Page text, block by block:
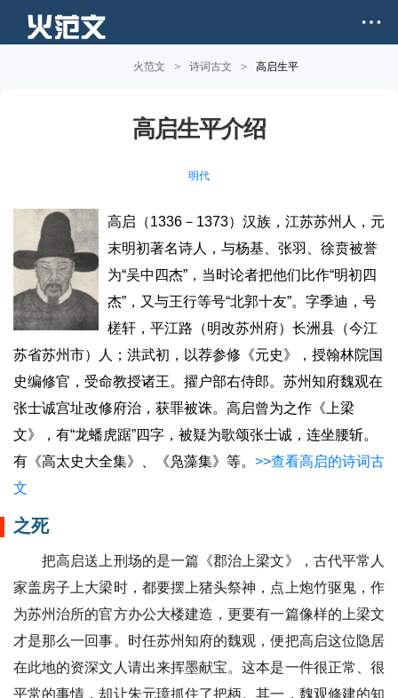
火范文 > 诗词古文 > 高启生平
高启生平介绍
明代
高启（1336－1373）汉族，江苏苏州人，元
末明初著名诗人，与杨基、张羽、徐贲被誉
为“吴中四杰”，当时论者把他们比作“明初四
杰”，又与王行等号“北郭十友”。字季迪，号
槎轩，平江路（明改苏州府）长洲县（今江
苏省苏州市）人；洪武初，以荐参修《元史》，授翰林院国
史编修官，受命教授诸王。擢户部右侍郎。苏州知府魏观在
张士诚宫址改修府治，获罪被诛。高启曾为之作《上梁
文》，有“龙蟠虎踞”四字，被疑为歌颂张士诚，连坐腰斩。
有《高太史大全集》、《凫藻集》等。 >>查看高启的诗词古
文
之死
把高启送上刑场的是一篇《郡治上梁文》，古代平常人
家盖房子上大梁时，都要摆上猪头祭神，点上炮竹驱鬼，作
为苏州治所的官方办公大楼建造，更要有一篇像样的上梁文
才是那么一回事。时任苏州知府的魏观，便把高启这位隐居
在此地的资深文人请出来挥墨献宝。这本是一件很正常、很
平常的事情，却让朱元璋抓住了把柄。其一，魏观修建的知